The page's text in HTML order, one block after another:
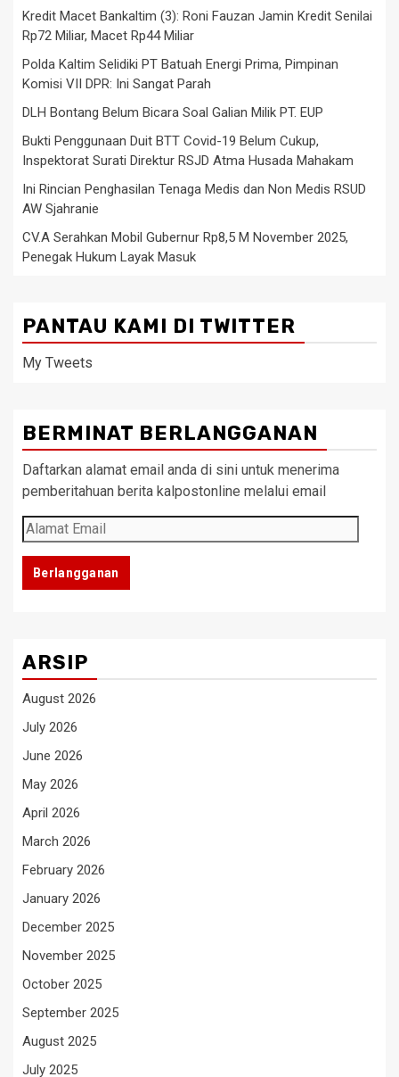
Kredit Macet Bankaltim (3): Roni Fauzan Jamin Kredit Senilai
Rp72 Miliar, Macet Rp44 Miliar
Polda Kaltim Selidiki PT Batuah Energi Prima, Pimpinan
Komisi VII DPR: Ini Sangat Parah
DLH Bontang Belum Bicara Soal Galian Milik PT. EUP
Bukti Penggunaan Duit BTT Covid-19 Belum Cukup,
Inspektorat Surati Direktur RSJD Atma Husada Mahakam
Ini Rincian Penghasilan Tenaga Medis dan Non Medis RSUD
AW Sjahranie
CV.A Serahkan Mobil Gubernur Rp8,5 M November 2025,
Penegak Hukum Layak Masuk
PANTAU KAMI DI TWITTER
My Tweets
BERMINAT BERLANGGANAN
Daftarkan alamat email anda di sini untuk menerima
pemberitahuan berita kalpostonline melalui email
Alamat
Email
Berlangganan
ARSIP
August 2026
July 2026
June 2026
May 2026
April 2026
March 2026
February 2026
January 2026
December 2025
November 2025
October 2025
September 2025
August 2025
July 2025